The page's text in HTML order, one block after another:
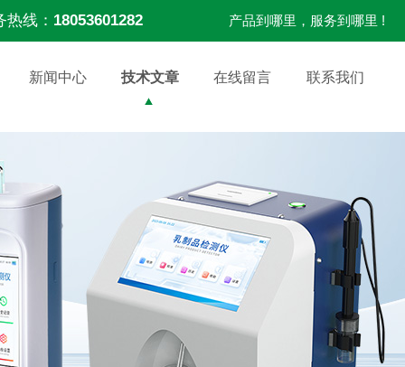
热线： 18053601282 产品到哪里，服务到哪里 !
新闻中心 技术文章 在线留言 联系我们